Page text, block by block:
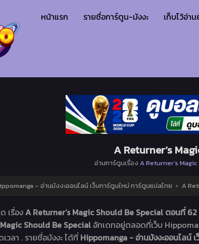
หน้าแรก รายชื่อการ์ตูน-มังงะ เก็บไว้อ่า
A Returner’s
อ่านการ์ตูนเรื่อง A Returner’s
– อ่านมังงะออนไลน์ เว็บการ์ตูนใหม่ การ์ตูนแปลไทย › A
เรื่องA Returner’s Magic Should Be Special ตอนที่ 62
Should Be Special อัทเดทอยู่ตลอดที่เว็บ
ลา . รายชื่อมังงะ ได้ที่ Hippomanga - อ่านมังงะออนไลน์